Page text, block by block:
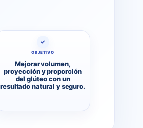
✓
OBJETIVO
Mejorar volumen,
proyección y proporción
del glúteo con un
resultado natural y seguro.